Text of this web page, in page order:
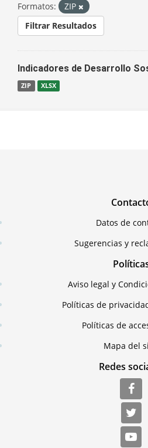
Formatos:
ZIP
Filtrar Resultados
Indicadores de Desarrollo
ZIP XLSX
Datos de
Sugerencias y
Aviso legal y
Políticas de
Políticas de
Mapa del
Redes